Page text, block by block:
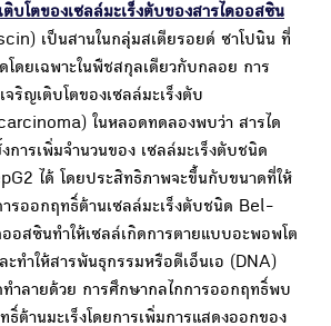
บโตของเซลล์มะเร็งตับของสารไดออสซิน
เป็นสานในกลุ่มสเตียรอยด์ ซาโปนิน ที่
ดยเฉพาะในพืชสกุลเดียวกับกลอย การ
ริญเติบโตของเซลล์มะเร็งตับ
ในหลอดทดลองพบว่า สารได
ารเพิ่มจำนวนของ เซลล์มะเร็งตับชนิด
ได้ โดยประสิทธิภาพจะขึ้นกับขนาดที่ให้
ารออกฤทธิ์ต้านเซลล์มะเร็งตับชนิด Bel-
อสซินทำให้เซลล์เกิดการตายแบบอะพอพโต
ทำให้สารพันธุกรรมหรือดีเอ็นเอ (DNA)
ทำลายด้วย การศึกษากลไกการออกฤทธิ์พบ
ธิ์ต้านมะเร็งโดยการเพิ่มการแสดงออกของ